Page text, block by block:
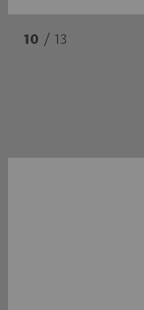
10 / 13